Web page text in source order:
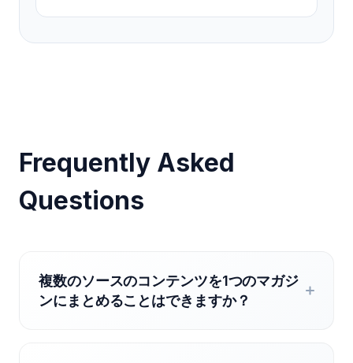
Frequently Asked
Questions
複数のソースのコンテンツを1つのマガジ
ンにまとめることはできますか？